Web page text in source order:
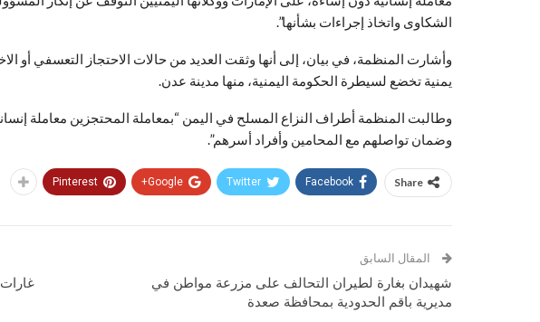
الشكاوى واتخاذ إجراءات بشأنها”.
وأشارت المنظمة، في بيان، إلى أنها وثقت العديد من حالات الاحتجاز التعسفي أو
يمنية تخضع لسيطرة الحكومة اليمنية، منها مدينة عدن.
وطالبت المنظمة أطراف النزاع المسلح في اليمن “بمعاملة المحتجزين معاملة
وضمان تواصلهم مع المحامين وأفراد أسرهم”.
Share
Facebook
Twitter
Google+
Pinterest
المقال السابق
شهيدان بغارة لطيران التحالف على مزرعة مواطن في
مديرية باقم الحدودية بمحافظة صعدة
غارات